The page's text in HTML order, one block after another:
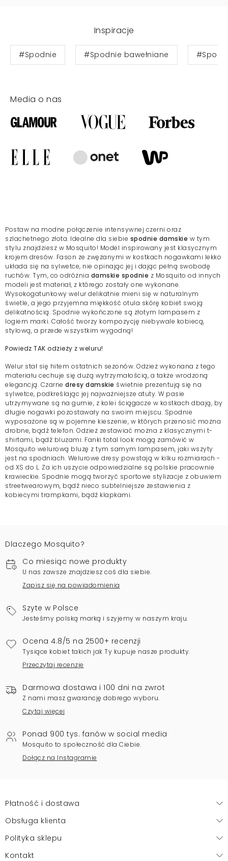
Inspiracje
#Spodnie #Spodnie bawełniane
Media o nas
Postaw na modne połączenie intensywnej czerni oraz
szlachetnego złota. Idealne dla siebie spodnie damskie w tym
stylu znajdziesz w Mosquito! Model inspirowany jest klasycznym
krojem dresów. Fason ze zwężanymi w kostkach nogawkami lekko
układa się na sylwetce, nie opinając jej i dając pełną swobodę
ruchów. Tym, co odróżnia damskie spodnie z Mosquito od innych
modeli jest materiał, z którego zostały one wykonane.
Wysokogatunkowy welur delikatnie mieni się w naturalnym
świetle, a jego przyjemna miękkość otula skórę kobiet swoją
delikatnością. Spodnie wykończone są złotym lampasem z
logiem marki. Całość tworzy kompozycję niebywale kobiecą,
stylową, a przede wszystkim wygodną!
Powiedz TAK odzieży z weluru!
Welur stał się hitem ostatnich sezonów. Odzież wykonana z tego
materiału cechuje się dużą wytrzymałością, a także wrodzoną
elegancją. Czarne dresy damskie świetnie prezentują się na
sylwetce, podkreślając jej najważniejsze atuty. W pasie
utrzymywane są na gumie, z kolei ściągacze w kostkach dbają, by
długie nogawki pozostawały na swoim miejscu. Spodnie
wyposażone są w pojemne kieszenie, w których przenosić można
drobne, bądź telefon. Odzież zestawiać można z klasycznymi t-
shirtami, bądź bluzami. Fanki total look mogą zamówić w
Mosquito welurową bluzę z tym samym lampasem, jaki wszyty
jest na spodniach. Welurowe dresy powstają w kilku rozmiarach -
od XS do L. Za ich uszycie odpowiedzialne są polskie pracownie
krawieckie. Spodnie mogą tworzyć sportowe stylizacje z obuwiem
streetwearowym, bądź nieco subtelniejsze zestawienia z
kobiecymi trampkami, bądź klapkami.
Dlaczego Mosquito?
Co miesiąc nowe produkty
U nas zawsze znajdziesz coś dla siebie.
Zapisz się na powiadomienia
Szyte w Polsce
Jesteśmy polską marką i szyjemy w naszym kraju.
Ocena 4.8/5 na 2500+ recenzji
Tysiące kobiet takich jak Ty kupuje nasze produkty.
Przeczytaj recenzje
Darmowa dostawa i 100 dni na zwrot
Z nami masz gwarancję dobrego wyboru.
Czytaj więcej
Ponad 900 tys. fanów w social media
Mosquito to społeczność dla Ciebie.
Dołącz na Instagramie
Płatność i dostawa
Obsługa klienta
Polityka sklepu
Kontakt